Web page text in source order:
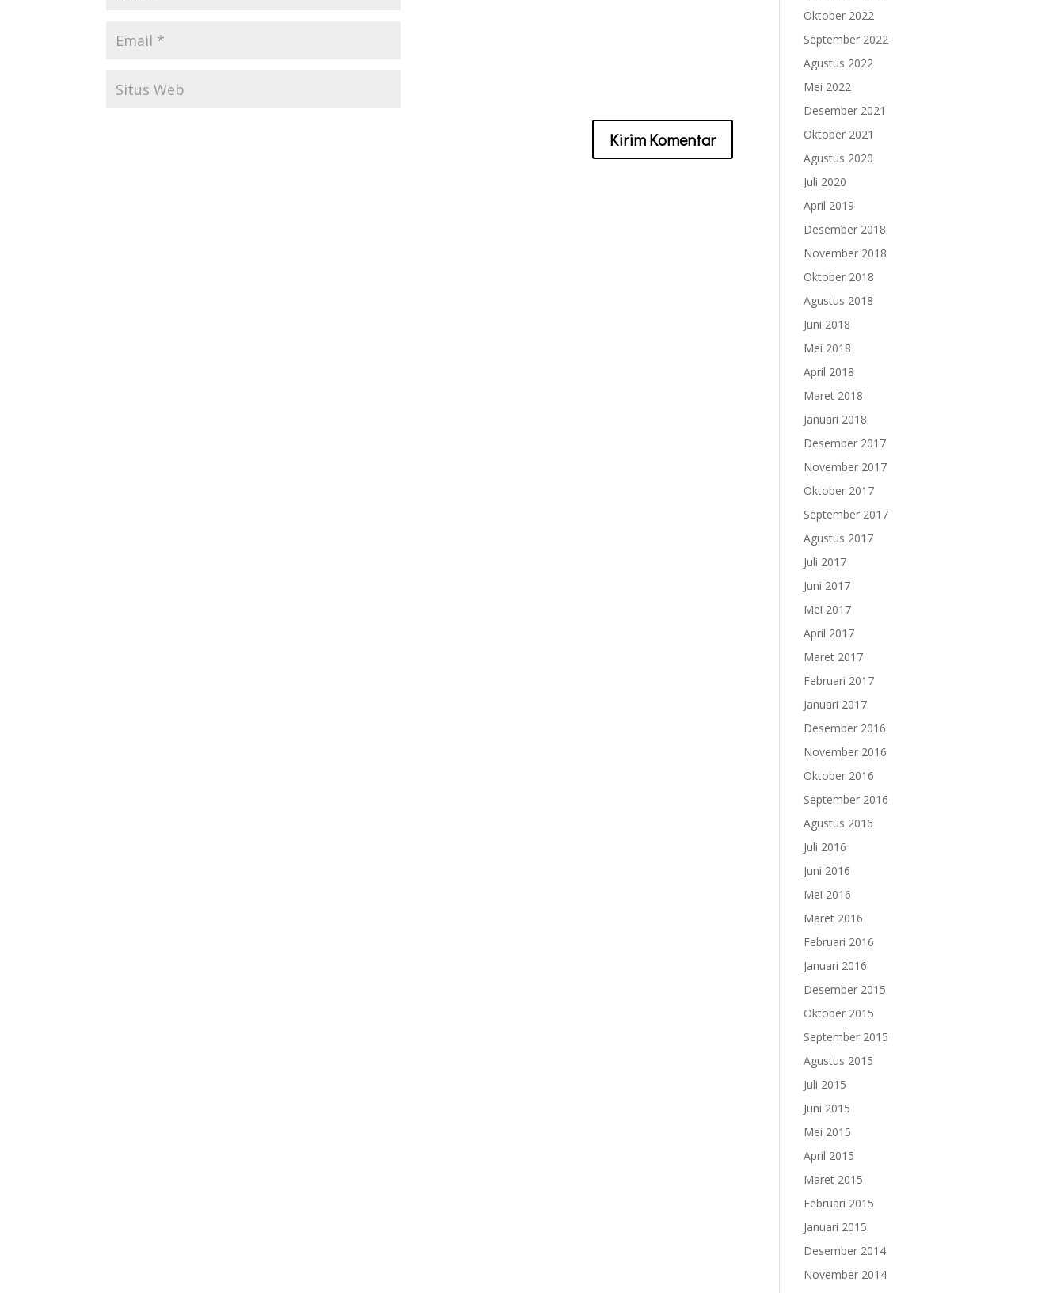
Oktober 2022
September 2022
Agustus 2022
Mei 2022
Desember 2021
Oktober 2021
Agustus 2020
Juli 2020
April 2019
Desember 2018
November 2018
Oktober 2018
Agustus 2018
Juni 2018
Mei 2018
April 2018
Maret 2018
Januari 2018
Desember 2017
November 2017
Oktober 2017
September 2017
Agustus 2017
Juli 2017
Juni 2017
Mei 2017
April 2017
Maret 2017
Februari 2017
Januari 2017
Desember 2016
November 2016
Oktober 2016
September 2016
Agustus 2016
Juli 2016
Juni 2016
Mei 2016
Maret 2016
Februari 2016
Januari 2016
Desember 2015
Oktober 2015
September 2015
Agustus 2015
Juli 2015
Juni 2015
Mei 2015
April 2015
Maret 2015
Februari 2015
Januari 2015
Desember 2014
November 2014